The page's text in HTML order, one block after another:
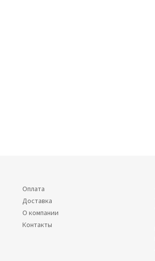
Оплата
Доставка
О компании
Контакты